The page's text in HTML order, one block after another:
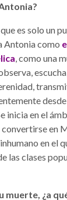
es solo un
Antonia como
, como una
inicia en el
convertirse en
en el
las clases
muerte, ¿a